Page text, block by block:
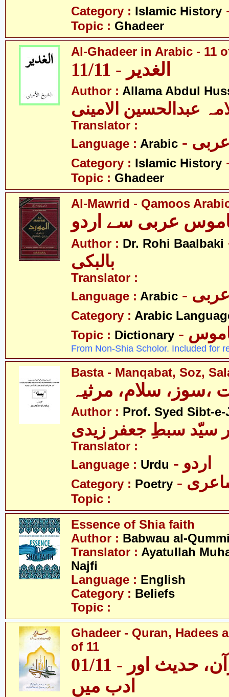
Category : Islamic History
Topic : Ghadeer
Al-Ghadeer in Arabic - 11
11/11 - الغدیر
Author : Allama Abdul
عبدالحسین الامینی
Translator :
Language : Arabic عربی
Category : Islamic History
Topic : Ghadeer
Al-Mawrid - Qamoos
عربی سے اردو
Author : Dr. Rohi Baalbaki
بالبکی
Translator :
Language : Arabic عربی
Category : Arabic
Topic : Dictionary
From Non-Shia Scholor. Included for
Basta - Manqabat, Soz,
،سوز، سلام، مرثیہ
Author : Prof. Syed Sibt-
سیّد سبطِ جعفر زیدی
Translator :
Language : Urdu - اردو
Category : Poetry
Topic :
Essence of Shia faith
Author : Babwau al-
Translator : Ayatullah
Najfi
Language : English
Category : Beliefs
Topic :
Ghadeer - Quran, Hadees
of 11
01/11 - غدیر - قرآن، حدیث اور
ادب میں